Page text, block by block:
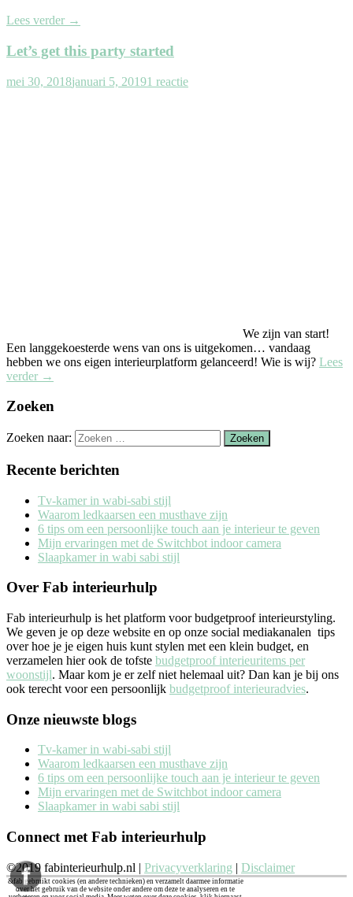
Lees verder →
Let’s get this party started
mei 30, 2018januari 5, 20191 reactie
We zijn van start!
Een langgekoesterde wens van ons is uitgekomen… vandaag
hebben we ons eigen interieurplatform gelanceerd! Wie is wij? Lees
verder →
Zoeken
Zoeken naar:
Recente berichten
Tv-kamer in wabi-sabi stijl
Waarom ledkaarsen een musthave zijn
6 tips om een persoonlijke touch aan je interieur te geven
Mijn ervaringen met de Switchbot indoor camera
Slaapkamer in wabi sabi stijl
Over Fab interieurhulp
Fab interieurhulp is het platform voor budgetproof interieurstyling.
We geven je op deze website en op onze social mediakanalen tips
over hoe je je eigen huis kunt stylen met een klein budget, en
verzamelen hier ook de tofste budgetproof interieuritems per
woonstijl. Maar kom je er zelf niet helemaal uit? Dan kan je bij ons
ook terecht voor een persoonlijk budgetproof interieuradvies.
Onze nieuwste blogs
Tv-kamer in wabi-sabi stijl
Waarom ledkaarsen een musthave zijn
6 tips om een persoonlijke touch aan je interieur te geven
Mijn ervaringen met de Switchbot indoor camera
Slaapkamer in wabi sabi stijl
Connect met Fab interieurhulp
©2019 fabinterieurhulp.nl | Privacyverklaring | Disclaimer
&fab gebruikt cookies (en andere technieken) en verzamelt daarmee informatie
over het gebruik van de website onder andere om deze te analyseren en te